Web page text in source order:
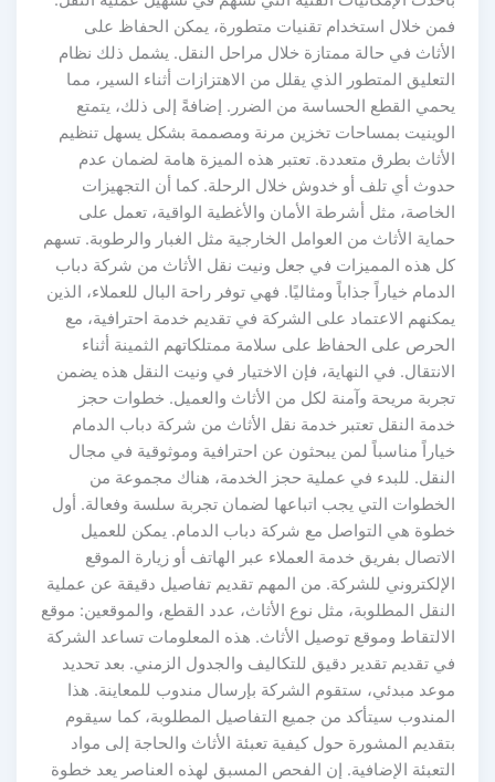
فمن خلال استخدام تقنيات متطورة، يمكن الحفاظ على
الأثاث في حالة ممتازة خلال مراحل النقل. يشمل ذلك نظام
التعليق المتطور الذي يقلل من الاهتزازات أثناء السير، مما
يحمي القطع الحساسة من الضرر. إضافةً إلى ذلك، يتمتع
الوينيت بمساحات تخزين مرنة ومصممة بشكل يسهل تنظيم
الأثاث بطرق متعددة. تعتبر هذه الميزة هامة لضمان عدم
حدوث أي تلف أو خدوش خلال الرحلة. كما أن التجهيزات
الخاصة، مثل أشرطة الأمان والأغطية الواقية، تعمل على
حماية الأثاث من العوامل الخارجية مثل الغبار والرطوبة. تسهم
كل هذه المميزات في جعل ونيت نقل الأثاث من شركة دباب
الدمام خياراً جذاباً ومثاليًا. فهي توفر راحة البال للعملاء، الذين
يمكنهم الاعتماد على الشركة في تقديم خدمة احترافية، مع
الحرص على الحفاظ على سلامة ممتلكاتهم الثمينة أثناء
الانتقال. في النهاية، فإن الاختيار في ونيت النقل هذه يضمن
تجربة مريحة وآمنة لكل من الأثاث والعميل. خطوات حجز
خدمة النقل تعتبر خدمة نقل الأثاث من شركة دباب الدمام
خياراً مناسباً لمن يبحثون عن احترافية وموثوقية في مجال
النقل. للبدء في عملية حجز الخدمة، هناك مجموعة من
الخطوات التي يجب اتباعها لضمان تجربة سلسة وفعالة. أول
خطوة هي التواصل مع شركة دباب الدمام. يمكن للعميل
الاتصال بفريق خدمة العملاء عبر الهاتف أو زيارة الموقع
الإلكتروني للشركة. من المهم تقديم تفاصيل دقيقة عن عملية
النقل المطلوبة، مثل نوع الأثاث، عدد القطع، والموقعين: موقع
الالتقاط وموقع توصيل الأثاث. هذه المعلومات تساعد الشركة
في تقديم تقدير دقيق للتكاليف والجدول الزمني. بعد تحديد
موعد مبدئي، ستقوم الشركة بإرسال مندوب للمعاينة. هذا
المندوب سيتأكد من جميع التفاصيل المطلوبة، كما سيقوم
بتقديم المشورة حول كيفية تعبئة الأثاث والحاجة إلى مواد
التعبئة الإضافية. إن الفحص المسبق لهذه العناصر يعد خطوة